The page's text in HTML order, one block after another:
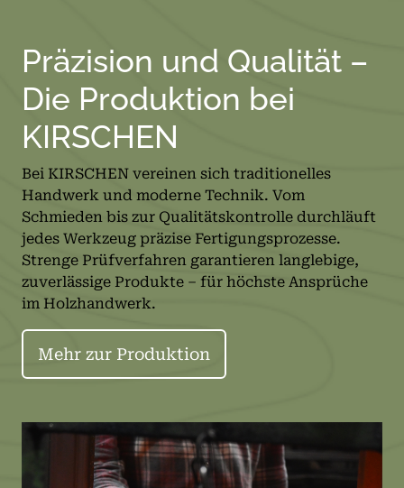
Präzision und Qualität –
Die Produktion bei
KIRSCHEN
Bei KIRSCHEN vereinen sich traditionelles
Handwerk und moderne Technik. Vom
Schmieden bis zur Qualitätskontrolle durchläuft
jedes Werkzeug präzise Fertigungsprozesse.
Strenge Prüfverfahren garantieren langlebige,
zuverlässige Produkte – für höchste Ansprüche
im Holzhandwerk.
Mehr zur Produktion